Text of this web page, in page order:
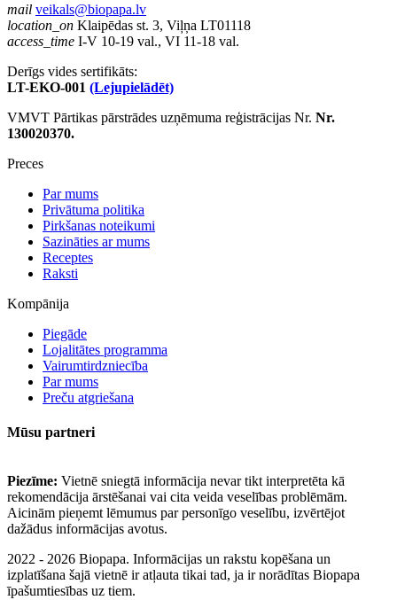
mail veikals@biopapa.lv
location_on Klaipēdas st. 3, Viļņa LT01118
access_time I-V 10-19 val., VI 11-18 val.
Derīgs vides sertifikāts:
LT-EKO-001 (Lejupielādēt)
VMVT Pārtikas pārstrādes uzņēmuma reģistrācijas Nr. Nr.
130020370.
Preces
Par mums
Privātuma politika
Pirkšanas noteikumi
Sazināties ar mums
Receptes
Raksti
Kompānija
Piegāde
Lojalitātes programma
Vairumtirdzniecība
Par mums
Preču atgriešana
Mūsu partneri
Piezīme: Vietnē sniegtā informācija nevar tikt interpretēta kā
rekomendācija ārstēšanai vai cita veida veselības problēmām.
Aicinām pieņemt lēmumus par personīgo veselību, izvērtējot
dažādus informācijas avotus.
2022 - 2026 Biopapa. Informācijas un rakstu kopēšana un
izplatīšana šajā vietnē ir atļauta tikai tad, ja ir norādītas Biopapa
īpašumtiesības uz tiem.